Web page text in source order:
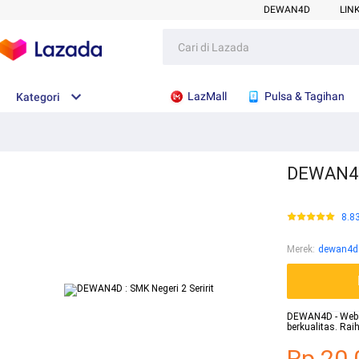
DEWAN4D
Kategori LazMall Pulsa & Tagihan
Merek: dewan4d
DEWAN4D -
berkualitas.